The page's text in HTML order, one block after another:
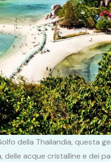
della Thailandia, questa
acque cristalline e dei